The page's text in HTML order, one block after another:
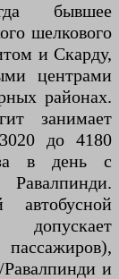
бывшее
шелкового
и Скарду,
центрами
районах.
занимает
до 4180
в день с
автобусной
и